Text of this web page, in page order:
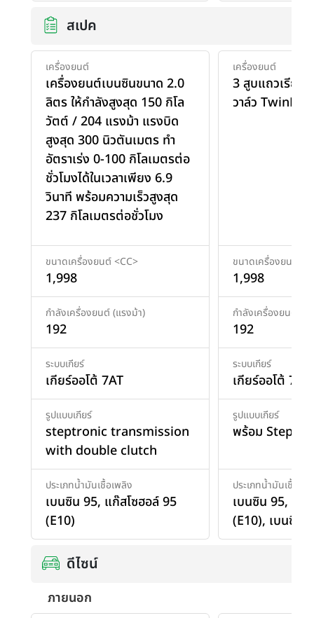
สเปค
เครื่องยนต์
เครื่องยนต์เบนซินขนาด 2.0
ลิตร ให้กำลังสูงสุด 150 กิโล
วัตต์ / 204 แรงม้า แรงบิด
สูงสุด 300 นิวตันเมตร ทำ
อัตราเร่ง 0-100 กิโลเมตรต่อ
ชั่วโมงได้ในเวลาเพียง 6.9
วินาที พร้อมความเร็วสูงสุด
237 กิโลเมตรต่อชั่วโมง
ขนาดเครื่องยนต์ <CC>
1,998
กำลังเครื่องยนต์ (แรงม้า)
192
ระบบเกียร์
เกียร์ออโต้ 7AT
รูปแบบเกียร์
steptronic transmission
with double clutch
ประเภทน้ำมันเชื้อเพลิง
เบนซิน 95, แก๊สโซฮอล์ 95
(E10)
เครื่องยนต์
3 สูบแถวเรียง
วาล์ว
ขนาดเครื่องยนต์
1,998
กำลังเครื่องยนต์ (แ
192
ระบบเกียร์
เกียร์ออโต้ 7AT
รูปแบบเกียร์
พร้อม
ประเภทน้ำมันเชื้อเพ
เบนซิน 95,
(E10), เบนซิน
ดีไซน์
ภายนอก